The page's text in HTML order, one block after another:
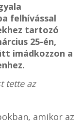
felhívással
tartozó
25-én,
imádkozzon a
tette az
amikor az